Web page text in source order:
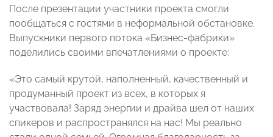
После презентации участники проекта смогли
пообщаться с гостями в неформальной обстановке.
Выпускники первого потока «Бизнес-фабрики»
поделились своими впечатлениями о проекте:
«Это самый крутой, наполненный, качественный и
продуманный проект из всех, в которых я
участвовала! Заряд энергии и драйва шел от наших
спикеров и распространялся на нас! Мы реально